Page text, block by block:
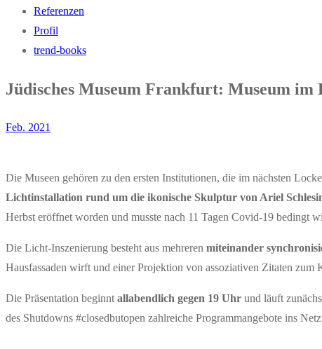
Referenzen
Profil
trend-books
Jüdisches Museum Frankfurt: Museum im
Feb. 2021
Die Museen gehören zu den ersten Institutionen, die im nächsten
Lichtinstallation rund um die ikonische Skulptur von Ariel
Herbst eröffnet worden und musste nach 11 Tagen Covid-19 bedingt
Die Licht-Inszenierung besteht aus mehreren miteinander
Hausfassaden wirft und einer Projektion von assoziativen Zitaten zum
Die Präsentation beginnt allabendlich gegen 19 Uhr und läuft
des Shutdowns #closedbutopen zahlreiche Programmangebote ins